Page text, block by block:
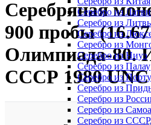
Серебро из
Серебро из
Серебро из
Серебро из
Серебро из Ниуэ
Серебро из Палау
Серебро из
Серебро из
Серебро из
Серебро из Самоа
Серебро из
Серебряная
900 пробы
Олимпиада-80.
СССР 1980 UNC